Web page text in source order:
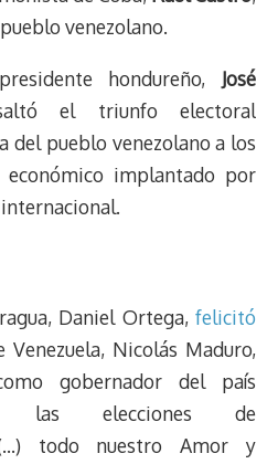
venezolano.
hondureño, José
el triunfo electoral
del pueblo venezolano a los
implantado por
Daniel Ortega, felicitó
Venezuela, Nicolás Maduro,
gobernador del país
las elecciones de
todo nuestro Amor y